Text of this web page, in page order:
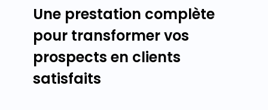
Une prestation complète
pour transformer vos
prospects en clients
satisfaits